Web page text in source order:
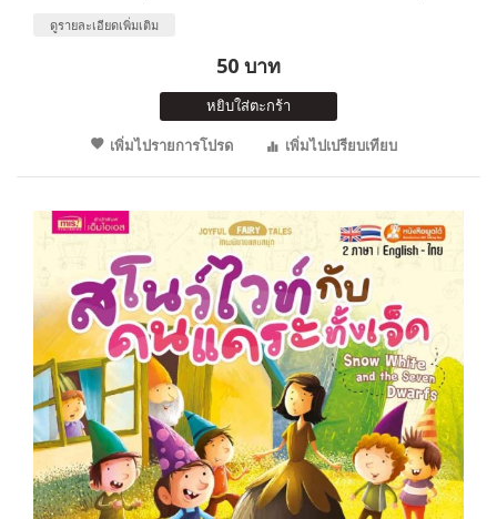
ดูรายละเอียดเพิ่มเติม
50 บาท
หยิบใส่ตะกร้า
เพิ่มไปรายการโปรด
เพิ่มไปเปรียบเทียบ